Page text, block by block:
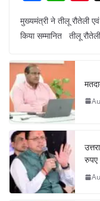
a
c
b
o
o
k
h
at
A
p
p
nt
मुख्यमंत्री ने तीलू रौतेली
किया सम्मानित तीलू
रुपए